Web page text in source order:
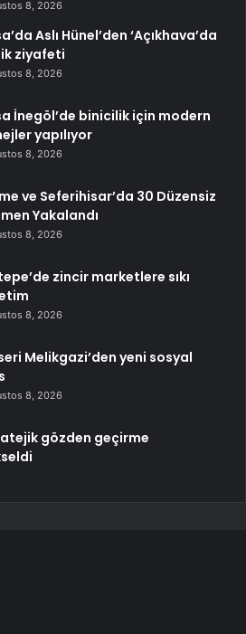
8, 2026
Aslı Hünel’den ‘Açıkhava’da
ziyafeti
8, 2026
İnegöl’de binicilik için modern
yapılıyor
8, 2026
ve Seferihisar’da 30 Düzensiz
Yakalandı
8, 2026
zincir marketlere sıkı
8, 2026
Melikgazi’den yeni sosyal
8, 2026
gözden geçirme